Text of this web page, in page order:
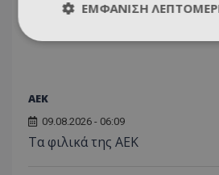
ΑEK
09.08.2026 - 06:09
Τα φιλικά της ΑΕΚ
ΕΜΦΆΝΙΣΗ